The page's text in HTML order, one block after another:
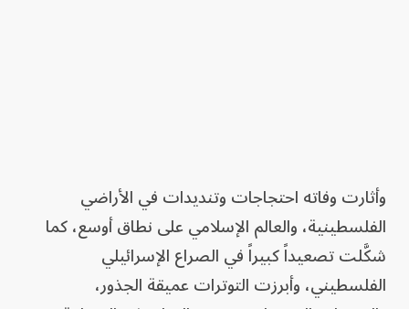
وأثارت وفاته احتجاجات وتنديدات في الأراضي
الفلسطينية، والعالم الإسلامي على نطاق أوسع، كما
شكَّلت تصعيداً كبيراً في الصراع الإسرائيلي
الفلسطيني، وأبرزت التوترات عميقة الجذور،